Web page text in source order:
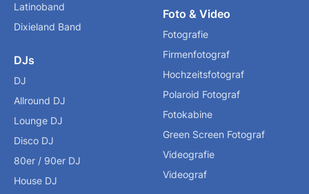
Latinoband
Dixieland Band
DJs
DJ
Allround DJ
Lounge DJ
Disco DJ
80er / 90er DJ
House DJ
Foto & Video
Fotografie
Firmenfotograf
Hochzeitsfotograf
Polaroid Fotograf
Fotokabine
Green Screen Fotograf
Videografie
Videograf